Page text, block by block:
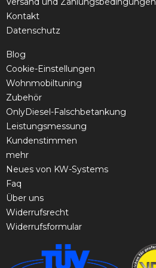
Kontakt
Datenschutz
Blog
Cookie-Einstellungen
Wohnmobiltuning
Zubehör
OnlyDiesel-Falschbetankung
Leistungsmessung
Kundenstimmen
mehr
Neues von KW-Systems
Faq
Über uns
Widerrufsrecht
Widerrufsformular